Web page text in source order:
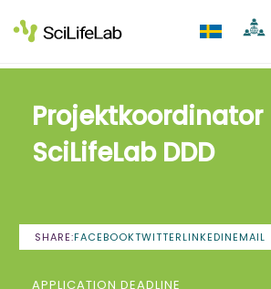
to
content
Projektkoordinator
SciLifeLab DDD
SHARE:FACEBOOKTWITTERLINKEDINEMAIL
APPLICATION DEADLINE